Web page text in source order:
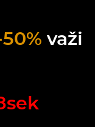
važi
sek